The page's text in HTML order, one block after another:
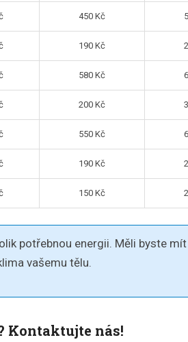
450 Kč
190 Kč
580 Kč
200 Kč
550 Kč
190 Kč
150 Kč
potřebnou energii. Měli byste
vašemu tělu.
Kontaktujte nás!